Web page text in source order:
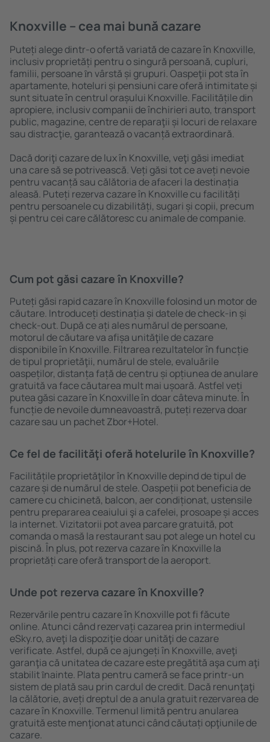
Knoxville – cea mai bună cazare
Puteți alege dintr-o ofertă variată de cazare în Knoxville,
inclusiv proprietăți pentru o singură persoană, cupluri,
familii, persoane ȋn vârstă și grupuri. Oaspeţii pot sta în
apartamente, hoteluri și pensiuni care oferă intimitate și
sunt situate în centrul orașului Knoxville. Facilitățile din
apropiere, inclusiv companii de închirieri auto, transport
public, magazine, centre de reparaţii și locuri de relaxare
sau distracţie, garantează o vacanță extraordinară.
Dacă doriţi cazare de lux în Knoxville, veţi găsi imediat
una care să se potrivească. Veți găsi tot ce aveți nevoie
pentru vacanță sau călătoria de afaceri la destinația
aleasă. Puteți rezerva cazare în Knoxville cu facilități
pentru persoanele cu dizabilități, sugari și copii, precum
și pentru cei care călătoresc cu animale de companie.
Cum pot găsi cazare în Knoxville?
Puteți găsi rapid cazare în Knoxville folosind un motor de
căutare. Introduceți destinația și datele de check-in și
check-out. După ce ați ales numărul de persoane,
motorul de căutare va afișa unităţile de cazare
disponibile în Knoxville. Filtrarea rezultatelor în funcție
de tipul proprietăţii, numărul de stele, evaluările
oaspeților, distanța față de centru și opțiunea de anulare
gratuită va face căutarea mult mai ușoară. Astfel veți
putea găsi cazare în Knoxville în doar câteva minute. În
funcție de nevoile dumneavoastră, puteți rezerva doar
cazare sau un pachet Zbor+Hotel.
Ce fel de facilităţi oferă hotelurile în Knoxville?
Facilitățile proprietăţilor în Knoxville depind de tipul de
cazare și de numărul de stele. Oaspeții pot beneficia de
camere cu chicinetă, balcon, aer condiționat, ustensile
pentru prepararea ceaiului şi a cafelei, prosoape și acces
la internet. Vizitatorii pot avea parcare gratuită, pot
comanda o masă la restaurant sau pot alege un hotel cu
piscină. În plus, pot rezerva cazare în Knoxville la
proprietăți care oferă transport de la aeroport.
Unde pot rezerva cazare în Knoxville?
Rezervările pentru cazare în Knoxville pot fi făcute
online. Atunci când rezervați cazarea prin intermediul
eSky.ro, aveţi la dispoziţie doar unităţi de cazare
verificate. Astfel, după ce ajungeți în Knoxville, aveţi
garanţia că unitatea de cazare este pregătită aşa cum aţi
stabilit ȋnainte. Plata pentru cameră se face printr-un
sistem de plată sau prin cardul de credit. Dacă renunţaţi
la călătorie, aveți dreptul de a anula gratuit rezervarea de
cazare în Knoxville. Termenul limită pentru anularea
gratuită este menţionat atunci când căutați opţiunile de
cazare.